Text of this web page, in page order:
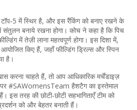
टॉप‑5 में स्थिर है, और इस रैंकिंग को बनाए रखने के
संतुलन बनाये रखना होगा। कोच ने कहा है कि पिच
में तेज़ी लाना महत्वपूर्ण होगा। इस दिशा में,
किए हैं, जहाँ फील्डिंग ड्रिल्स और स्पिन
है।
करना चाहते हैं, तो आप आधिकारिक मर्चेंडाइज़
पर #SAWomensTeam हैशटैग का इस्तेमाल
तरह की छोटी‑छोटी सहभागिताएँ टीम को
को और बेहतर बनाती हैं।